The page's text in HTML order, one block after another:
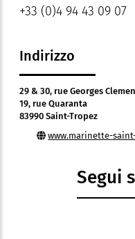
+33 (0)4 94 43 09 07
Indirizzo
29 & 30, rue Georges
19, rue Quaranta
83990 Saint-Tropez
www.marinette-
Segui